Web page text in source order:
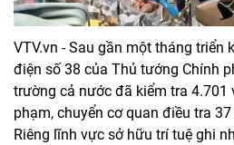
VTV.vn - Sau gần một tháng triển
điện số 38 của Thủ tướng Chính
trường cả nước đã kiểm tra 4.701
phạm, chuyển cơ quan điều tra
Riêng lĩnh vực sở hữu trí tuệ ghi